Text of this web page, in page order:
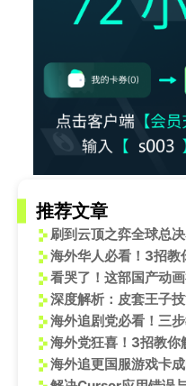
推荐文章
深度解析：皮套王子